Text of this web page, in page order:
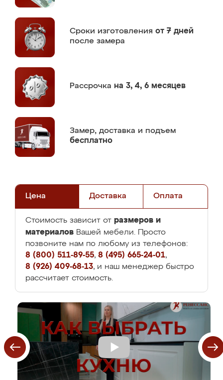
Сроки изготовления от 7 дней
после замера
Рассрочка на 3, 4, 6 месяцев
Замер, доставка и подъем
бесплатно
Цена Доставка Оплата
Стоимость зависит от размеров и
материалов Вашей мебели. Просто
позвоните нам по любому из телефонов:
8 (800) 511-89-55, 8 (495) 665-24-01,
8 (926) 409-68-13, и наш менеджер быстро
рассчитает стоимость.